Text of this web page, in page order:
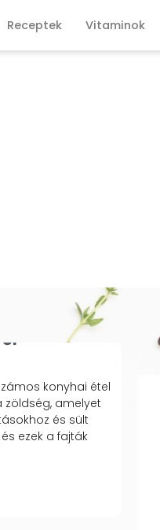
Receptek Vitaminok
konyhai étel
zöldség, amelyet
és sült
ezek a fajták